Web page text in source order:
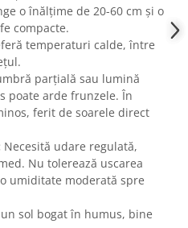
o înălțime de 20-60 cm și o
compacte.
temperaturi calde, între
parțială sau lumină
poate arde frunzele. În
ferit de soarele direct
Necesită udare regulată,
Nu tolerează uscarea
umiditate moderată spre
sol bogat în humus, bine